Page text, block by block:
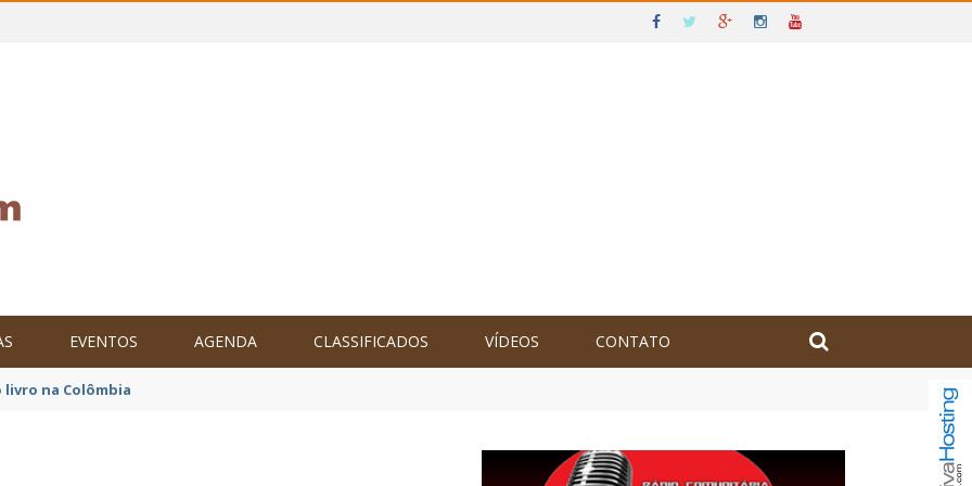
EVENTOS AGENDA CLASSIFICADOS VÍDEOS CONTATO
o Brasil no XXIV Parlamento Internacional de Escritores, na Colômbia